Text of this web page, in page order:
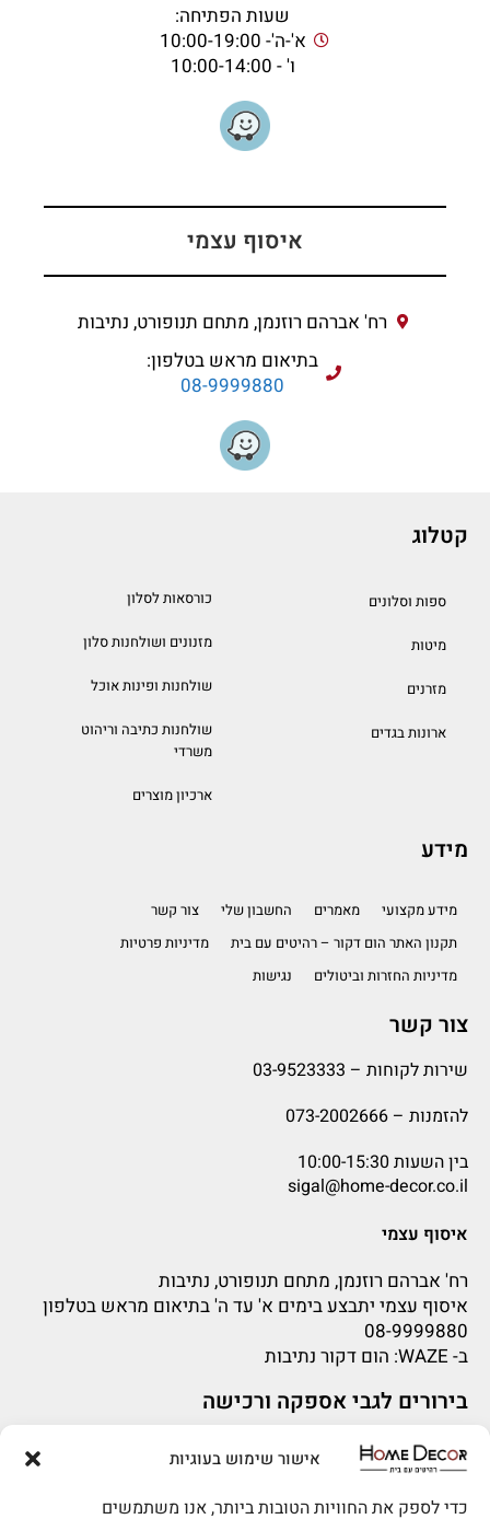
אישור שימוש בעוגיות
כדי לספק את החוויות הטובות ביותר, אנו משתמשים
שעות הפתיחה:
א'-ה'- 10:00-19:00
ו' - 10:00-14:00
להזמנות 073-2002666
איסוף עצמי
רח' אברהם רוזנמן, מתחם תנופורט, נתיבות
בתיאום מראש בטלפון:
08-9999880
קטלוג
ספות וסלונים
מיטות
מזרנים
ארונות בגדים
כורסאות לסלון
מזנונים ושולחנות סלון
שולחנות ופינות אוכל
שולחנות כתיבה וריהוט
משרדי
ארכיון מוצרים
מידע
מידע מקצועי מאמרים החשבון שלי
צור קשר
תקנון האתר הום דקור – רהיטים עם בית
מדיניות פרטיות
מדיניות החזרות וביטולים
נגישות
צור קשר
שירות לקוחות – 03-9523333
להזמנות – 073-2002666
בין השעות 10:00-15:30
sigal@home-decor.co.il
איסוף עצמי
רח' אברהם רוזנמן, מתחם תנופורט, נתיבות
איסוף עצמי יתבצע בימים א' עד ה' בתיאום מראש בטלפון
08-9999880
ב- WAZE: הום דקור נתיבות
בירורים לגבי אספקה ורכישה
בירור לגבי אספקה -ניתן לפנות למייל:
sigal@home-decor.co.il
פניות לפני רכישה – ניתן לפנות למייל: omer@home-
decor.co.il